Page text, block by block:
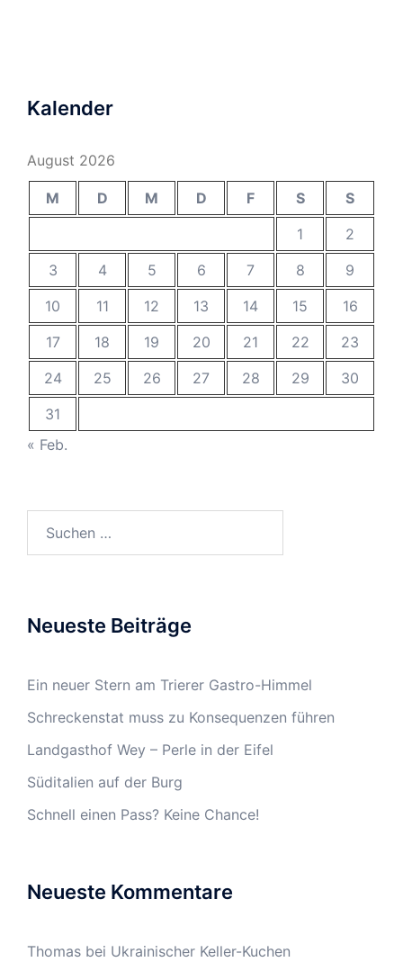
Kalender
August 2026
M D M D F S
S
1
2
3
4 5 6 7 8
9
10
11 12 13 14 15
16
17
18 19 20 21 22
23
24
25 26 27 28 29
30
31
« Feb.
nach:
Neueste Beiträge
Ein neuer Stern am Trierer Gastro-Himmel
Schreckenstat muss zu Konsequenzen führen
Landgasthof Wey – Perle in der Eifel
Süditalien auf der Burg
Schnell einen Pass? Keine Chance!
Neueste Kommentare
Thomas bei Ukrainischer Keller-Kuchen